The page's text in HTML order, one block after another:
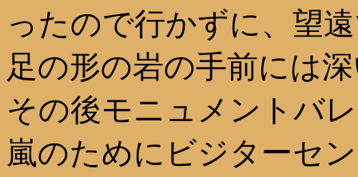
ったので行かずに、望
足の形の岩の手前には
その後モニュメントバ
嵐のためにビジターセ